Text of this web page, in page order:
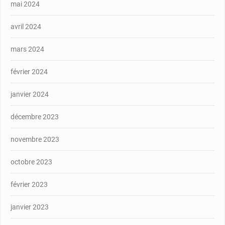
mai 2024
avril 2024
mars 2024
février 2024
janvier 2024
décembre 2023
novembre 2023
octobre 2023
février 2023
janvier 2023